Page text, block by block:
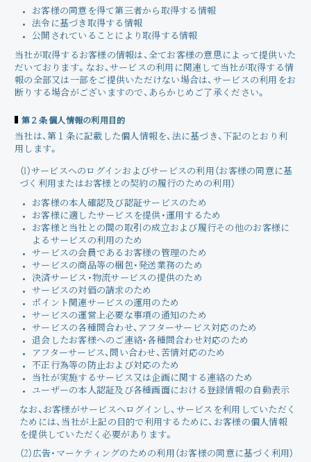
お客様の同意を得て第三者から取得する情報
法令に基づき取得する情報
公開されていることにより取得する情報
当社が取得するお客様の情報は、全てお客様の意思によって提供いた
だいております。なお、サービスの利用に関連して当社が取得する情
報の全部又は一部をご提供いただけない場合は、サービスの利用をお
断りする場合がございますので、あらかじめご了承ください。
第２条 個人情報の利用目的
当社は、第１条に記載した個人情報を、法に基づき、下記のとおり利
用します。
（1）サービスへのログインおよびサービスの利用（お客様の同意に基
づく利用またはお客様との契約の履行のための利用）
お客様の本人確認及び認証サービスのため
お客様に適したサービスを提供・運用するため
お客様と当社との間の取引の成立および履行その他のお客様に
よるサービスの利用のため
サービスの会員であるお客様の管理のため
サービスの商品等の梱包・発送業務のため
決済サービス・物流サービスの提供のため
サービスの対価の請求のため
ポイント関連サービスの運用のため
サービスの運営上必要な事項の通知のため
サービスの各種問合わせ、アフターサービス対応のため
退会したお客様へのご連絡・各種問合わせ対応のため
アフターサービス、問い合わせ、苦情対応のため
不正行為等の防止および対応のため
当社が実施するサービス又は企画に関する連絡のため
ユーザーの本人認証及び各種画面における登録情報の自動表示
なお、お客様がサービスへログインし、サービスを利用していただく
ためには、当社が上記の目的で利用するために、お客様の個人情報
を提供していただく必要があります。
（2）広告・マーケティングのための利用（お客様の同意に基づく利用）